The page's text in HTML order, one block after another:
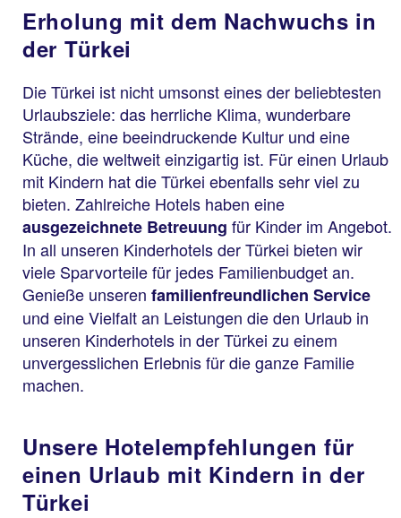
Erholung mit dem Nachwuchs in
der Türkei
Die Türkei ist nicht umsonst eines der beliebtesten
Urlaubsziele: das herrliche Klima, wunderbare
Strände, eine beeindruckende Kultur und eine
Küche, die weltweit einzigartig ist. Für einen Urlaub
mit Kindern hat die Türkei ebenfalls sehr viel zu
bieten. Zahlreiche Hotels haben eine
ausgezeichnete Betreuung für Kinder im Angebot.
In all unseren Kinderhotels der Türkei bieten wir
viele Sparvorteile für jedes Familienbudget an.
Genieße unseren familienfreundlichen Service
und eine Vielfalt an Leistungen die den Urlaub in
unseren Kinderhotels in der Türkei zu einem
unvergesslichen Erlebnis für die ganze Familie
machen.
Unsere Hotelempfehlungen für
einen Urlaub mit Kindern in der
Türkei